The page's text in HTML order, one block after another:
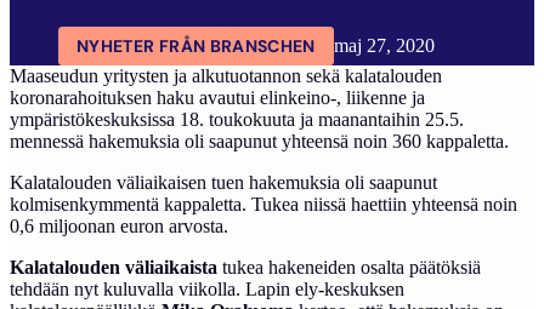
NYHETER FRÅN BRANSCHEN
maj 27, 2020
Maaseudun yritysten ja alkutuotannon sekä kalatalouden
koronarahoituksen haku avautui elinkeino-, liikenne ja
ympäristökeskuksissa 18. toukokuuta ja maanantaihin 25.5.
mennessä hakemuksia oli saapunut yhteensä noin 360 kappaletta.
Kalatalouden väliaikaisen tuen hakemuksia oli saapunut
kolmisenkymmentä kappaletta. Tukea niissä haettiin yhteensä noin
0,6 miljoonan euron arvosta.
Kalatalouden väliaikaista tukea hakeneiden osalta päätöksiä
tehdään nyt kuluvalla viikolla. Lapin ely-keskuksen